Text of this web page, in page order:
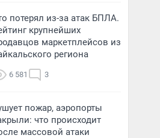
потерял из-за атак БПЛА.
крупнейших
маркетплейсов из
региона
6 581 3
пожар, аэропорты
что происходит
массовой атаки